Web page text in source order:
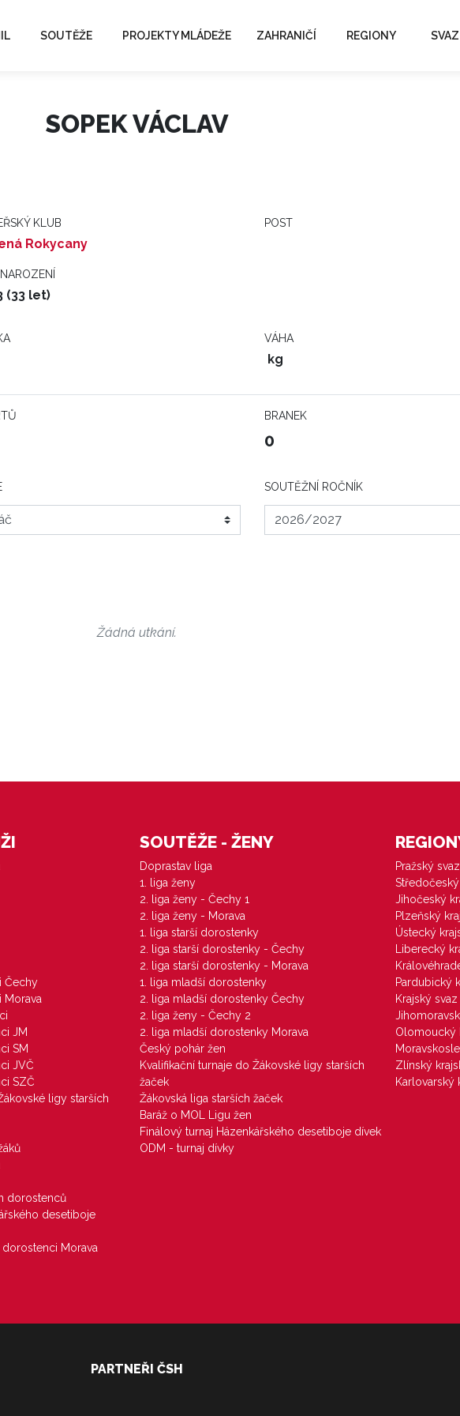
SOUTĚŽE PROJEKTY MLÁDEŽE ZAHRANIČÍ REGIONY SVAZ
SOPEK VÁCLAV
KLUB
Rokycany
POST
(33 let)
VÁHA
kg
BRANEK
0
SOUTĚŽNÍ ROČNÍK
Žádná utkání.
Čechy
Morava
JM
SM
JVČ
SZČ
ligy starších
dorostenců
desetiboje
dorostenci Morava
SOUTĚŽE - ŽENY
Doprastav liga
1. liga ženy
2. liga ženy - Čechy 1
2. liga ženy - Morava
1. liga starší dorostenky
2. liga starší dorostenky - Čechy
2. liga starší dorostenky - Morava
1. liga mladší dorostenky
2. liga mladší dorostenky Čechy
2. liga ženy - Čechy 2
2. liga mladší dorostenky Morava
Český pohár žen
Kvalifikační turnaje do Žákovské ligy starších
žaček
Žákovská liga starších žaček
Baráž o MOL Ligu žen
Finálový turnaj Házenkářského desetiboje dívek
ODM - turnaj dívky
Pražský
Jihočeský
Plzeňský
Ústecký
Liberecký
Pardubický
Krajský
Olomoucký
Zlínský
Karlovarský
PARTNEŘI ČSH